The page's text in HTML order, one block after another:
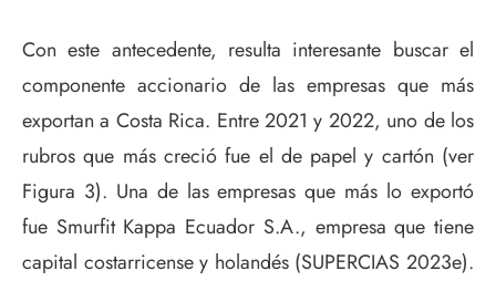
Con este antecedente, resulta interesante buscar el
componente accionario de las empresas que más
exportan a Costa Rica. Entre 2021 y 2022, uno de los
rubros que más creció fue el de papel y cartón (ver
Figura 3). Una de las empresas que más lo exportó
fue Smurfit Kappa Ecuador S.A., empresa que tiene
capital costarricense y holandés (SUPERCIAS 2023e).